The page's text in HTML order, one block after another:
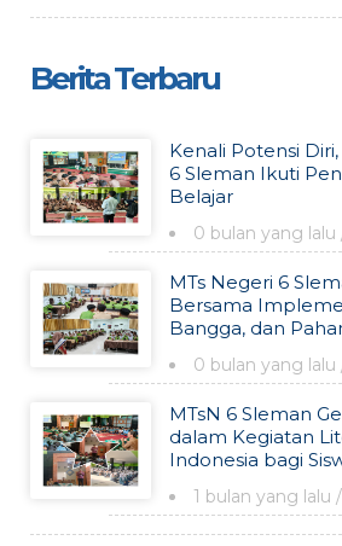
Berita Terbaru
Kenali Potensi
6 Sleman Ikuti
Belajar
0 bulan yang lalu
MTs Negeri 6
Bersama
Bangga, dan
0 bulan yang lalu
MTsN 6 Sleman
dalam Kegiatan
Indonesia bagi
1 bulan yang lalu /